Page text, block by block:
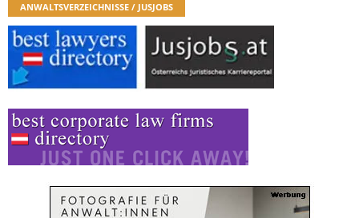
ANWALTSVERZEICHNISSE / JUSJOBS